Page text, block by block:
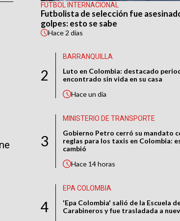
FÚTBOL INTERNACIONAL
Futbolista de selección fue
golpes: esto se sabe
Hace2 días
2
BARRANQUILLA
Luto en Colombia: destacado
encontrado sin vida en su casa
Haceun día
3
MINISTERIO DE TRANSPORTE
Gobierno Petro cerró su mandato
reglas para los taxis en Colombia:
cambió
Hace 14 horas
4
EPA COLOMBIA
'Epa Colombia' salió de la Escuela
Carabineros y fue trasladada a